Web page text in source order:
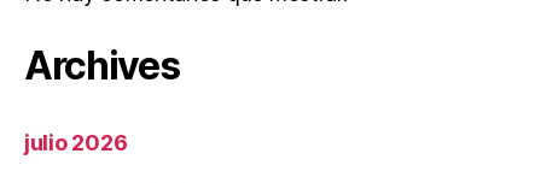
Archives
julio 2026